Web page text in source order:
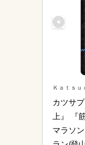
Ｋａｔｓｕ
カツサ
上』 『
マラソ